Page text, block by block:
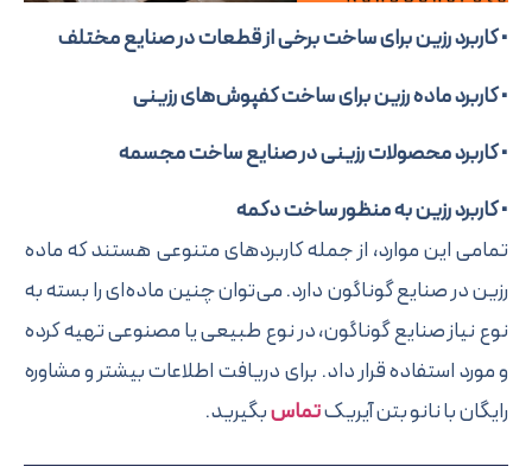
رزین برای ساخت برخی از قطعات در صنایع مختلف
ماده رزین برای ساخت کفپوش‌های رزینی
محصولات رزینی در صنایع ساخت مجسمه
رزین به منظور ساخت دکمه
این موارد، از جمله کاربرد‌های متنوعی هستند که ماده
صنایع گوناگون دارد. می‌توان چنین ماده‌ای را بسته به
صنایع گوناگون، در نوع طبیعی یا مصنوعی تهیه کرده
استفاده قرار داد. برای دریافت اطلاعات بیشتر و مشاوره
با نانو بتن آیریکتماسبگیرید.